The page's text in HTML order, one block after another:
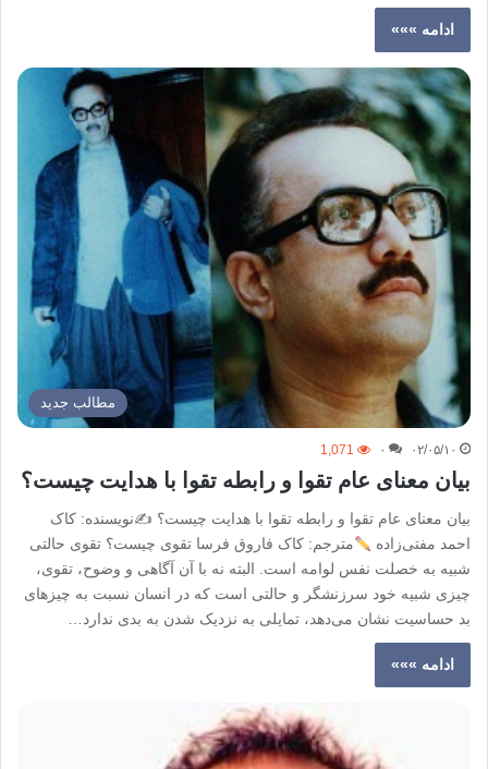
ادامه »»»
مطالب جدید
۰۲/۰۵/۱۰ ۰ 1,071
بیان معنای عام تقوا و رابطه تقوا با هدایت چیست؟
بیان معنای عام تقوا و رابطه تقوا با هدایت چیست؟ ✍نویسنده: کاک
احمد مفتی‌زاده
مترجم: کاک فاروق فرسا تقوى چیست؟ تقوى حالتی
شبیه به خصلت نفس لوامه است. البته نه با آن آگاهی و وضوح، تقوی،
چیزی شبیه خود سرزنشگر و حالتی است که در انسان نسبت به چیزهای
بد حساسیت نشان می‌دهد، تمایلی به نزدیک شدن به بدی ندارد…
ادامه »»»